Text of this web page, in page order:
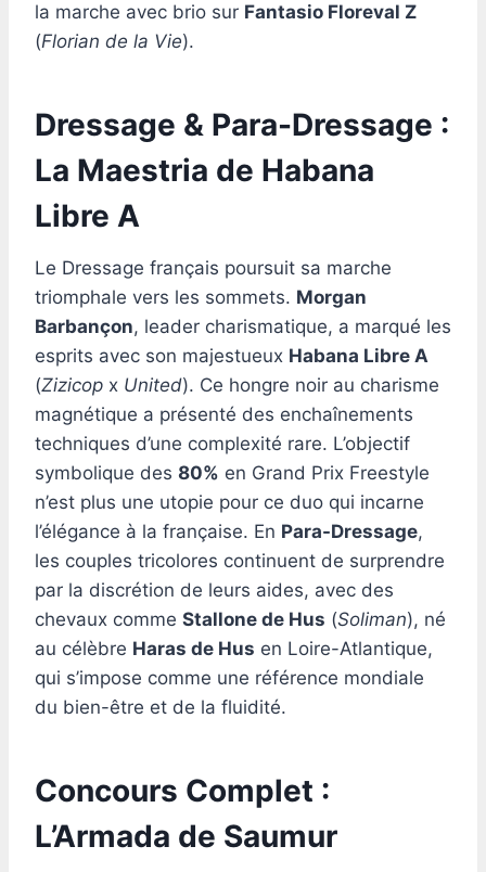
la marche avec brio sur Fantasio Floreval Z
(Florian de la Vie).
Dressage & Para-Dressage :
La Maestria de Habana
Libre A
Le Dressage français poursuit sa marche
triomphale vers les sommets. Morgan
Barbançon, leader charismatique, a marqué les
esprits avec son majestueux Habana Libre A
(Zizicop x United). Ce hongre noir au charisme
magnétique a présenté des enchaînements
techniques d’une complexité rare. L’objectif
symbolique des 80% en Grand Prix Freestyle
n’est plus une utopie pour ce duo qui incarne
l’élégance à la française. En Para-Dressage,
les couples tricolores continuent de surprendre
par la discrétion de leurs aides, avec des
chevaux comme Stallone de Hus (Soliman), né
au célèbre Haras de Hus en Loire-Atlantique,
qui s’impose comme une référence mondiale
du bien-être et de la fluidité.
Concours Complet :
L’Armada de Saumur